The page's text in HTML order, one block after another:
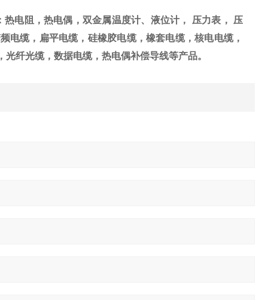
电阻，热电偶，双金属温度计、液位计， 压力表， 压
电缆，扁平电缆，硅橡胶电缆，橡套电缆，核电电缆，
纤光缆，数据电缆，热电偶补偿导线等产品。